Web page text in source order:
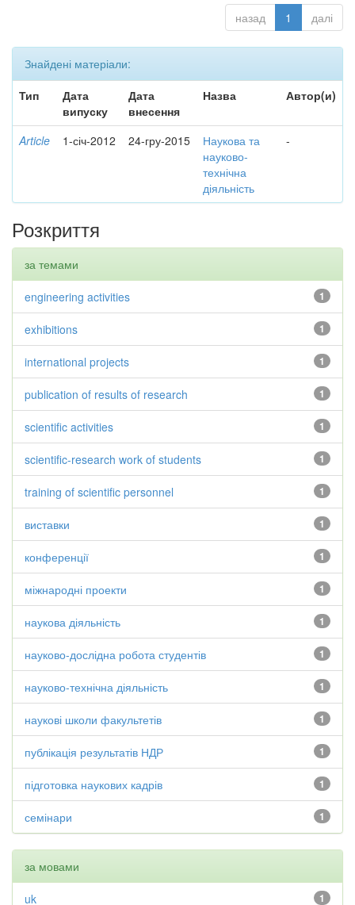
назад 1 далі
Знайдені матеріали:
Тип
Дата
випуску
Дата
внесення
Назва Автор(и)
Article 1-січ-2012 24-гру-2015
Наукова та
науково-
технічна
діяльність
-
Розкриття
за темами
1
engineering activities
1
exhibitions
1
international projects
1
publication of results of research
1
scientific activities
1
scientific-research work of students
1
training of scientific personnel
1
виставки
1
конференції
1
міжнародні проекти
1
наукова діяльність
1
науково-дослідна робота студентів
1
науково-технічна діяльність
1
наукові школи факультетів
1
публікація результатів НДР
1
підготовка наукових кадрів
1
семінари
за мовами
1
uk